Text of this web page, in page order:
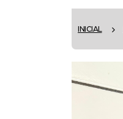
INICIAL